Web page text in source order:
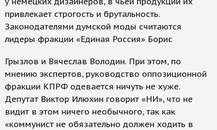
привлекает строгость и брутальность.
Законодателями думской моды считаются
лидеры фракции «Единая Россия» Борис
Грызлов и Вячеслав Володин. При этом, по
мнению экспертов, руководство оппозиционной
фракции КПРФ одевается ничуть не хуже.
Депутат Виктор Илюхин говорит «НИ», что не
видит в этом ничего необычного, так как
«коммунист не обязательно должен ходить в